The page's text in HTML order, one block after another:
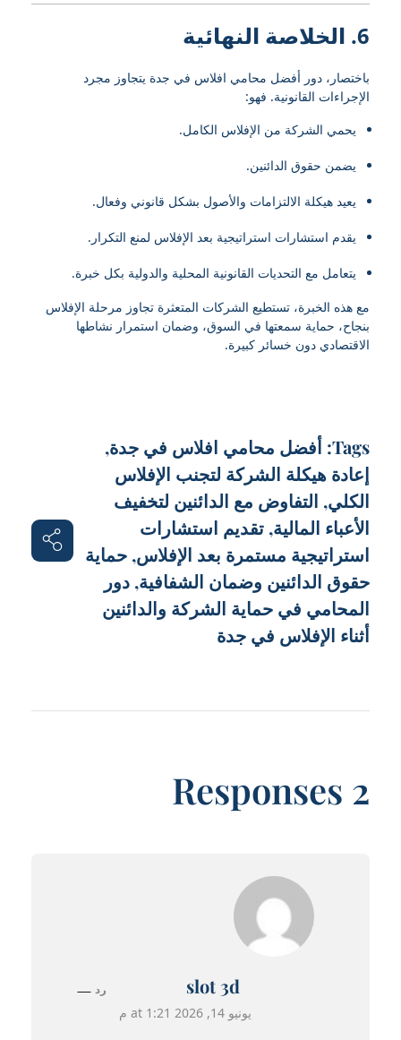
6. الخلاصة النهائية
باختصار، دور أفضل محامي افلاس في جدة يتجاوز مجرد
الإجراءات القانونية. فهو:
يحمي الشركة من الإفلاس الكامل.
يضمن حقوق الدائنين.
يعيد هيكلة الالتزامات والأصول بشكل قانوني وفعال.
يقدم استشارات استراتيجية بعد الإفلاس لمنع التكرار.
يتعامل مع التحديات القانونية المحلية والدولية بكل خبرة.
مع هذه الخبرة، تستطيع الشركات المتعثرة تجاوز مرحلة الإفلاس
بنجاح، حماية سمعتها في السوق، وضمان استمرار نشاطها
الاقتصادي دون خسائر كبيرة.
Tags: أفضل محامي افلاس في جدة,
إعادة هيكلة الشركة لتجنب الإفلاس
الكلي, التفاوض مع الدائنين لتخفيف
الأعباء المالية, تقديم استشارات
استراتيجية مستمرة بعد الإفلاس, حماية
حقوق الدائنين وضمان الشفافية, دور
المحامي في حماية الشركة والدائنين
أثناء الإفلاس في جدة
2 Responses
slot 3d
يونيو 14, 2026 at 1:21 م
رد